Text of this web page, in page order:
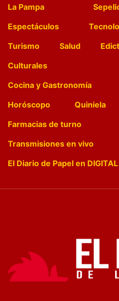
La Pampa
Espectáculos
Turismo
Salud
Culturales
Cocina y Gastronomía
Horóscopo
Quiniela
Farmacias de turno
Transmisiones en vivo
El Diario de Papel en DIGITAL